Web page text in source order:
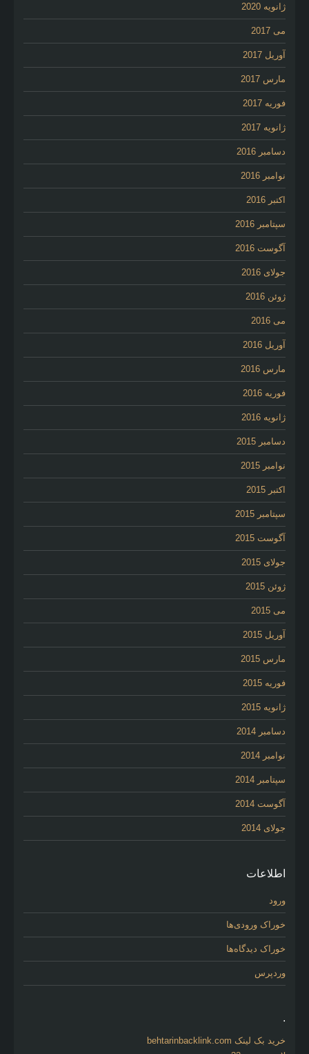
ژانویه 2020
می 2017
آوریل 2017
مارس 2017
فوریه 2017
ژانویه 2017
دسامبر 2016
نوامبر 2016
اکتبر 2016
سپتامبر 2016
آگوست 2016
جولای 2016
ژوئن 2016
می 2016
آوریل 2016
مارس 2016
فوریه 2016
ژانویه 2016
دسامبر 2015
نوامبر 2015
اکتبر 2015
سپتامبر 2015
آگوست 2015
جولای 2015
ژوئن 2015
می 2015
آوریل 2015
مارس 2015
فوریه 2015
ژانویه 2015
دسامبر 2014
نوامبر 2014
سپتامبر 2014
آگوست 2014
جولای 2014
اطلاعات
ورود
خوراک ورودی‌ها
خوراک دیدگاه‌ها
وردپرس
.
خرید بک لینک behtarinbacklink.com